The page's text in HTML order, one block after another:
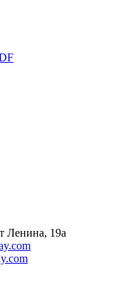
Ленина, 19а